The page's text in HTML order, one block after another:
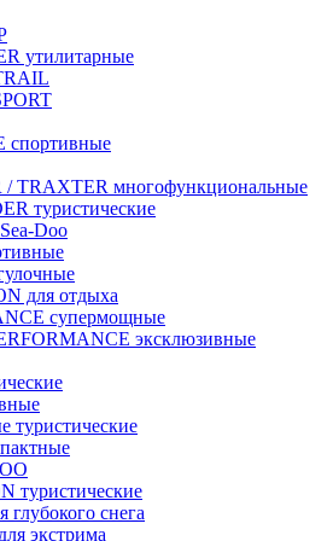
утилитарные
спортивные
/ TRAXTER многофункциональные
туристические
Doo
для отдыха
супермощные
эксклюзивные
туристические
туристические
снега
экстрима